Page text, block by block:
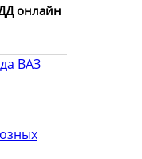
онлайн